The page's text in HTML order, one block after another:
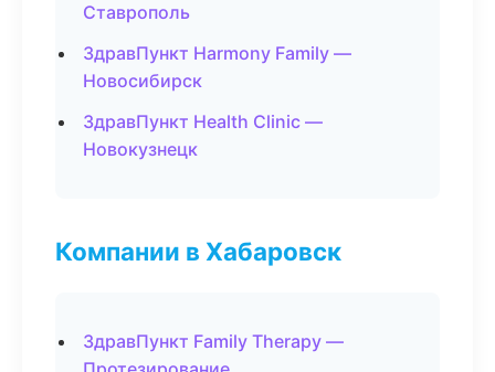
Ставрополь
ЗдравПункт Harmony Family —
Новосибирск
ЗдравПункт Health Clinic —
Новокузнецк
Компании в Хабаровск
ЗдравПункт Family Therapy —